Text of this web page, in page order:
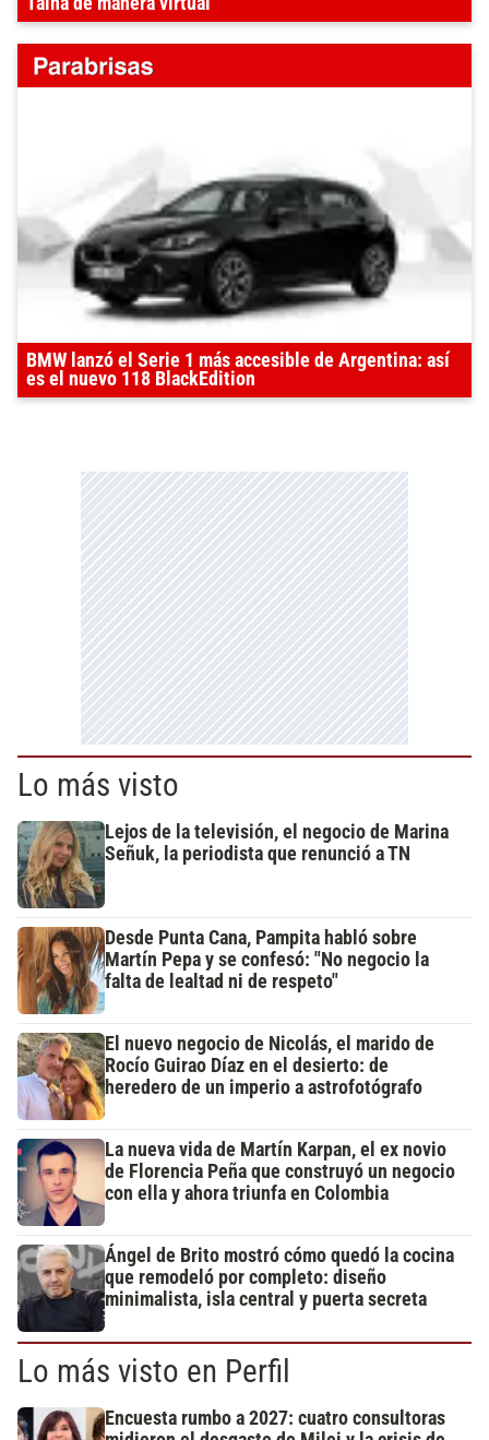
BMW lanzó el Serie 1 más accesible de Argentina: así
es el nuevo 118 BlackEdition
Lo más visto
Lejos de la televisión, el negocio de Marina
Señuk, la periodista que renunció a TN
Desde Punta Cana, Pampita habló sobre
Martín Pepa y se confesó: "No negocio la
falta de lealtad ni de respeto"
El nuevo negocio de Nicolás, el marido de
Rocío Guirao Díaz en el desierto: de
heredero de un imperio a astrofotógrafo
La nueva vida de Martín Karpan, el ex novio
de Florencia Peña que construyó un negocio
con ella y ahora triunfa en Colombia
Ángel de Brito mostró cómo quedó la cocina
que remodeló por completo: diseño
minimalista, isla central y puerta secreta
Lo más visto en Perfil
Encuesta rumbo a 2027: cuatro consultoras